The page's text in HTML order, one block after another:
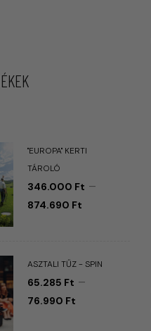
"EUROPA" KERTI
TÁROLÓ
346.000 Ft –
874.690 Ft
ASZTALI TŰZ - SPIN
65.285 Ft –
76.990 Ft